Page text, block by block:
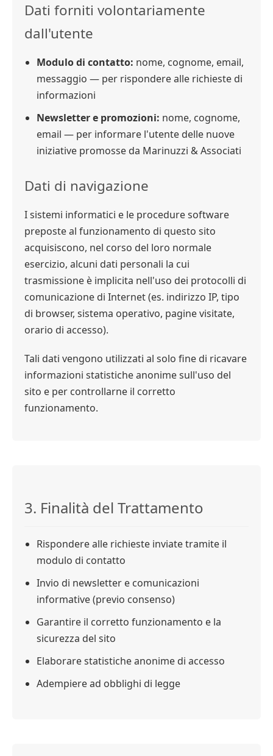
Dati forniti volontariamente
dall'utente
Modulo di contatto: nome, cognome, email,
messaggio — per rispondere alle richieste di
informazioni
Newsletter e promozioni: nome, cognome,
email — per informare l'utente delle nuove
iniziative promosse da Marinuzzi & Associati
Dati di navigazione
I sistemi informatici e le procedure software
preposte al funzionamento di questo sito
acquisiscono, nel corso del loro normale
esercizio, alcuni dati personali la cui
trasmissione è implicita nell'uso dei protocolli di
comunicazione di Internet (es. indirizzo IP, tipo
di browser, sistema operativo, pagine visitate,
orario di accesso).
Tali dati vengono utilizzati al solo fine di ricavare
informazioni statistiche anonime sull'uso del
sito e per controllarne il corretto
funzionamento.
3. Finalità del Trattamento
Rispondere alle richieste inviate tramite il
modulo di contatto
Invio di newsletter e comunicazioni
informative (previo consenso)
Garantire il corretto funzionamento e la
sicurezza del sito
Elaborare statistiche anonime di accesso
Adempiere ad obblighi di legge